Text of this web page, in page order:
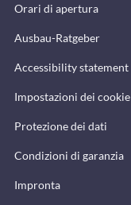
Orari di apertura
Ausbau-Ratgeber
Accessibility statement
Impostazioni dei cookie
Protezione dei dati
Condizioni di garanzia
Impronta